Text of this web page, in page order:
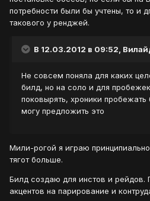
потребности были бы учтены, то и
такового у ренджей.
В 12.03.2012 в 09:52,
Не совсем поняла для каких
билд, но на соло и для
поковырять, хроники
могу предложить это
Мили-рогой я играю
тягот больше.
Билд создаю для инстов и рейдов.
акцентов на парирование и